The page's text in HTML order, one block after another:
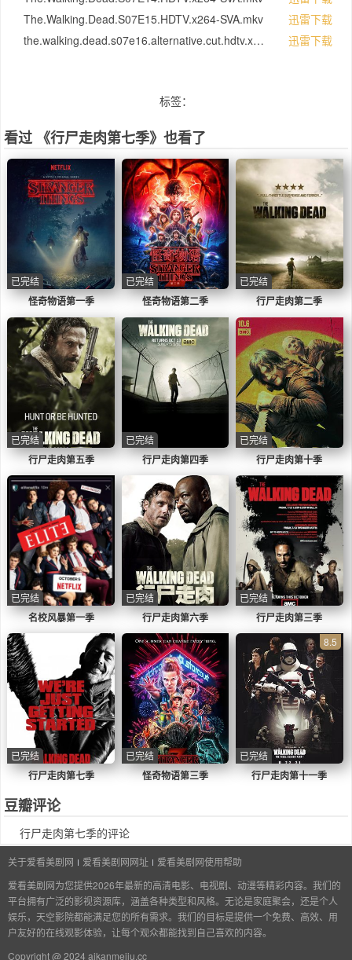
The.Walking.Dead.S07E15.HDTV.x264-SVA.mkv
迅雷下载
the.walking.dead.s07e16.alternative.cut.hdtv.x264-w4f.mkv
迅雷下载
标签：
看过 《行尸走肉第七季》也看了
怪奇物语第一季
已完结
怪奇物语第二季
已完结
行尸走肉第二季
已完结
行尸走肉第五季
已完结
行尸走肉第四季
已完结
行尸走肉第十季
已完结
名校风暴第一季
已完结
行尸走肉第六季
已完结
行尸走肉第三季
已完结
行尸走肉第七季
已完结
怪奇物语第三季
已完结
行尸走肉第十一季
8.5
已完结
豆瓣评论
行尸走肉第七季的评论
关于爱看美剧网 爱看美剧网网址
爱看美剧网使用帮助
爱看美剧网为您提供2026年最新的高清电影、电视剧、动漫等精彩内容。我们的
平台拥有广泛的影视资源库，涵盖各种类型和风格。无论是家庭聚会，还是个人
娱乐，天空影院都能满足您的所有需求。我们的目标是提供一个免费、高效、用
户友好的在线观影体验，让每个观众都能找到自己喜欢的内容。
Copyright @ 2024 aikanmeiju.cc